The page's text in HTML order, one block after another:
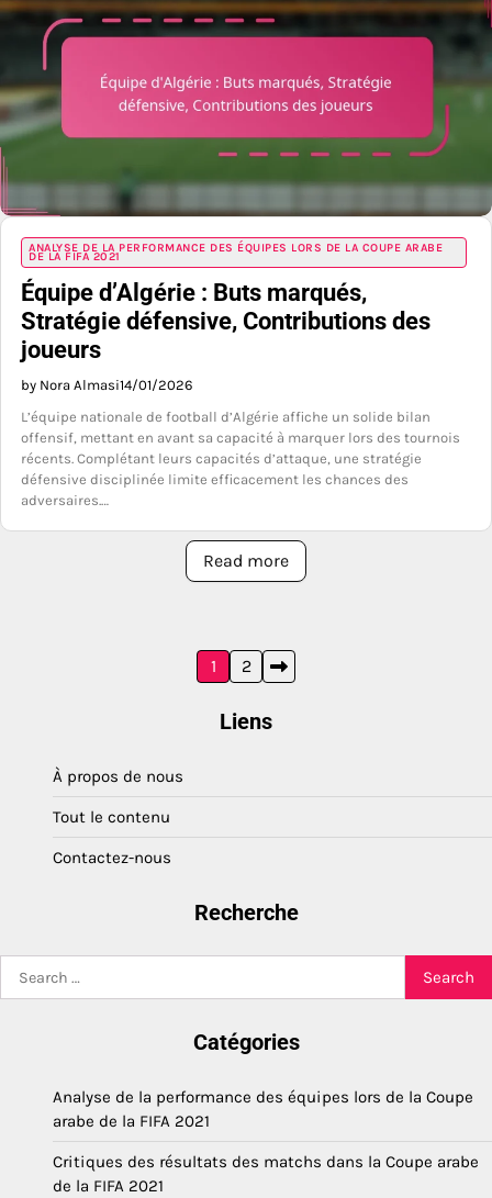
ANALYSE DE LA PERFORMANCE DES ÉQUIPES LORS DE LA COUPE ARABE
DE LA FIFA 2021
Équipe d’Algérie : Buts marqués,
Stratégie défensive, Contributions des
joueurs
by Nora Almasi14/01/2026
L’équipe nationale de football d’Algérie affiche un solide bilan
offensif, mettant en avant sa capacité à marquer lors des tournois
récents. Complétant leurs capacités d’attaque, une stratégie
défensive disciplinée limite efficacement les chances des
adversaires.…
Read more
1 2
Liens
À propos de nous
Tout le contenu
Contactez-nous
Recherche
for:
Catégories
Analyse de la performance des équipes lors de la Coupe
arabe de la FIFA 2021
Critiques des résultats des matchs dans la Coupe arabe
de la FIFA 2021